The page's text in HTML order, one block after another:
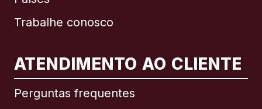
Trabalhe conosco
ATENDIMENTO AO CLIENTE
Perguntas frequentes
Internacional English